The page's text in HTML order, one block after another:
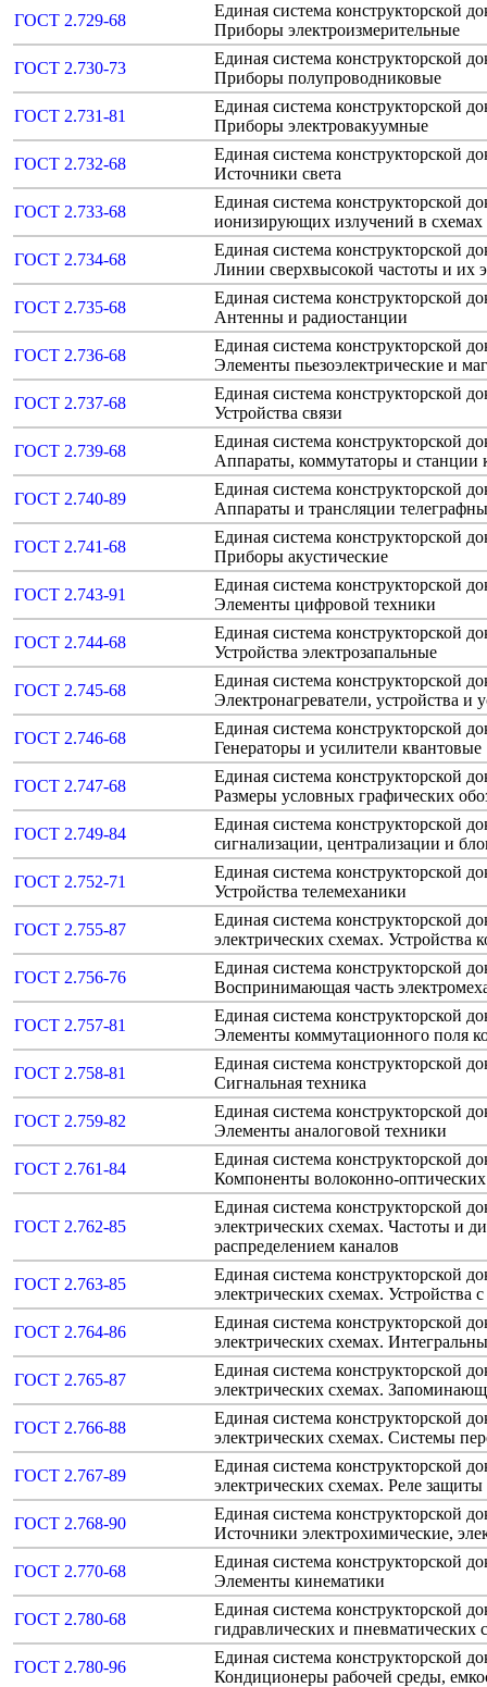
ГОСТ 2.729-68
Единая система конструкторской
Приборы электроизмерительные
ГОСТ 2.730-73
Единая система конструкторской
Приборы полупроводниковые
ГОСТ 2.731-81
Единая система конструкторской
Приборы электровакуумные
ГОСТ 2.732-68
Единая система конструкторской
Источники света
ГОСТ 2.733-68
Единая система конструкторской
ионизирующих излучений в схемах
ГОСТ 2.734-68
Единая система конструкторской
Линии сверхвысокой частоты и их
ГОСТ 2.735-68
Единая система конструкторской
Антенны и радиостанции
ГОСТ 2.736-68
Единая система конструкторской
Элементы пьезоэлектрические и
ГОСТ 2.737-68
Единая система конструкторской
Устройства связи
ГОСТ 2.739-68
Единая система конструкторской
Аппараты, коммутаторы и
ГОСТ 2.740-89
Единая система конструкторской
Аппараты и трансляции
ГОСТ 2.741-68
Единая система конструкторской
Приборы акустические
ГОСТ 2.743-91
Единая система конструкторской
Элементы цифровой техники
ГОСТ 2.744-68
Единая система конструкторской
Устройства электрозапальные
ГОСТ 2.745-68
Единая система конструкторской
Электронагреватели, устройства и
ГОСТ 2.746-68
Единая система конструкторской
Генераторы и усилители квантовые
ГОСТ 2.747-68
Единая система конструкторской
Размеры условных графических
ГОСТ 2.749-84
Единая система конструкторской
сигнализации, централизации и
ГОСТ 2.752-71
Единая система конструкторской
Устройства телемеханики
ГОСТ 2.755-87
Единая система конструкторской
электрических схемах.
ГОСТ 2.756-76
Единая система конструкторской
Воспринимающая часть
ГОСТ 2.757-81
Единая система конструкторской
Элементы коммутационного поля
ГОСТ 2.758-81
Единая система конструкторской
Сигнальная техника
ГОСТ 2.759-82
Единая система конструкторской
Элементы аналоговой техники
ГОСТ 2.761-84
Единая система конструкторской
Компоненты волоконно-оптических
ГОСТ 2.762-85
Единая система конструкторской
электрических схемах. Частоты и
распределением каналов
ГОСТ 2.763-85
Единая система конструкторской
электрических схемах. Устройства
ГОСТ 2.764-86
Единая система конструкторской
электрических схемах.
ГОСТ 2.765-87
Единая система конструкторской
электрических схемах.
ГОСТ 2.766-88
Единая система конструкторской
электрических схемах. Системы
ГОСТ 2.767-89
Единая система конструкторской
электрических схемах. Реле защиты
ГОСТ 2.768-90
Единая система конструкторской
Источники электрохимические,
ГОСТ 2.770-68
Единая система конструкторской
Элементы кинематики
ГОСТ 2.780-68
Единая система конструкторской
гидравлических и пневматических
ГОСТ 2.780-96
Единая система конструкторской
Кондиционеры рабочей среды,